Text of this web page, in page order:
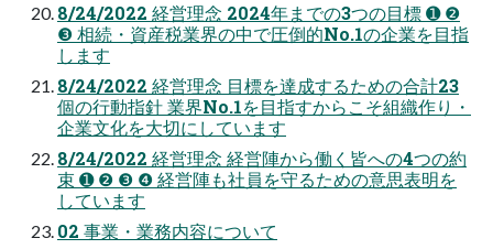
8/24/2022 経営理念 2024年までの3つの目標 ➊ ❷
❸ 相続・資産税業界の中で圧倒的No.1の企業を目指
します
8/24/2022 経営理念 目標を達成するための合計23
個の行動指針 業界No.1を目指すからこそ組織作り・
企業文化を大切にしています
8/24/2022 経営理念 経営陣から働く皆への4つの約
束 ➊ ❷ ❸ ❹ 経営陣も社員を守るための意思表明を
しています
02 事業・業務内容について